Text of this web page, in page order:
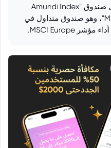
لوكسمبورغ. تحديدا، يشير إلى صندوق "Amundi Index
MSCI Europe UCITS ETF DR"، وهو صندوق متداول في